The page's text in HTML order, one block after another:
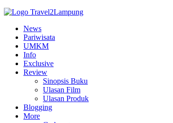
News
Pariwisata
UMKM
Info
Exclusive
Review
Sinopsis Buku
Ulasan Film
Ulasan Produk
Blogging
More